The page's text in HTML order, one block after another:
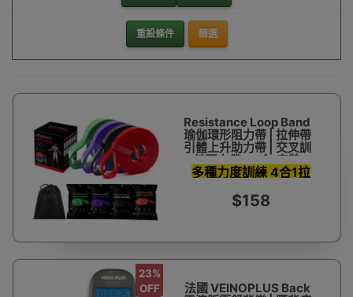
重設條件 篩選
Resistance Loop Band
瑜伽環形阻力帶 | 拉伸帶
引體上升助力帶 | 交叉訓
練彈力帶 - 4合1套裝
多種力度訓練 4合1拉
力帶套裝
$158
23%
OFF
法國 VEINOPLUS Back